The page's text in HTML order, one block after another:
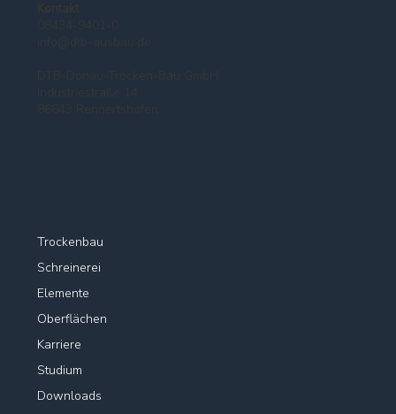
Trockenbau
Schreinerei
Elemente
Oberflächen
Karriere
Studium
Downloads